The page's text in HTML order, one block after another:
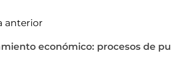
anterior
económico: procesos de